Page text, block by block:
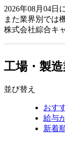
2026年08月04日
また業界別では
株式会社綜合キ
工場・製
並び替え
おす
給与
新着